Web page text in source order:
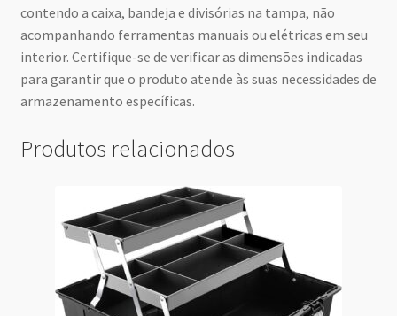
contendo a caixa, bandeja e divisórias na tampa, não
acompanhando ferramentas manuais ou elétricas em seu
interior. Certifique-se de verificar as dimensões indicadas
para garantir que o produto atende às suas necessidades de
armazenamento específicas.
Produtos relacionados